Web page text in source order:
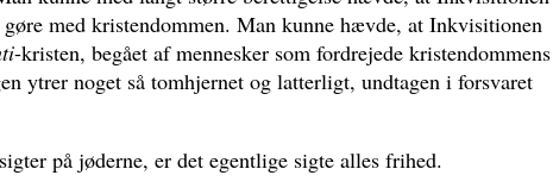
gøre med kristendommen. Man kunne hævde, at Inkvisitionen
-kristen, begået af mennesker som fordrejede kristendommens
ytrer noget så tomhjernet og latterligt, undtagen i forsvaret
på jøderne, er det egentlige sigte alles frihed.